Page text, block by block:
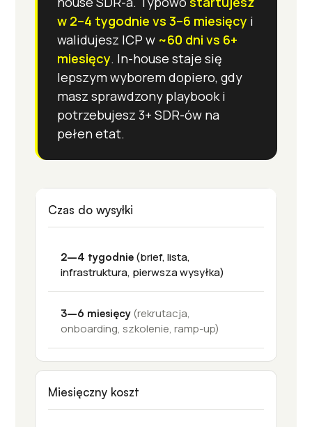
w 2–4 tygodnie vs 3–6 miesięcy i
walidujesz ICP w ~60 dni vs 6+
miesięcy. In-house staje się
lepszym wyborem dopiero, gdy
masz sprawdzony playbook i
potrzebujesz 3+ SDR-ów na
pełen etat.
Czas do wysyłki
2–4 tygodnie (brief, lista,
infrastruktura, pierwsza wysyłka)
3–6 miesięcy (rekrutacja,
onboarding, szkolenie, ramp-up)
Miesięczny koszt